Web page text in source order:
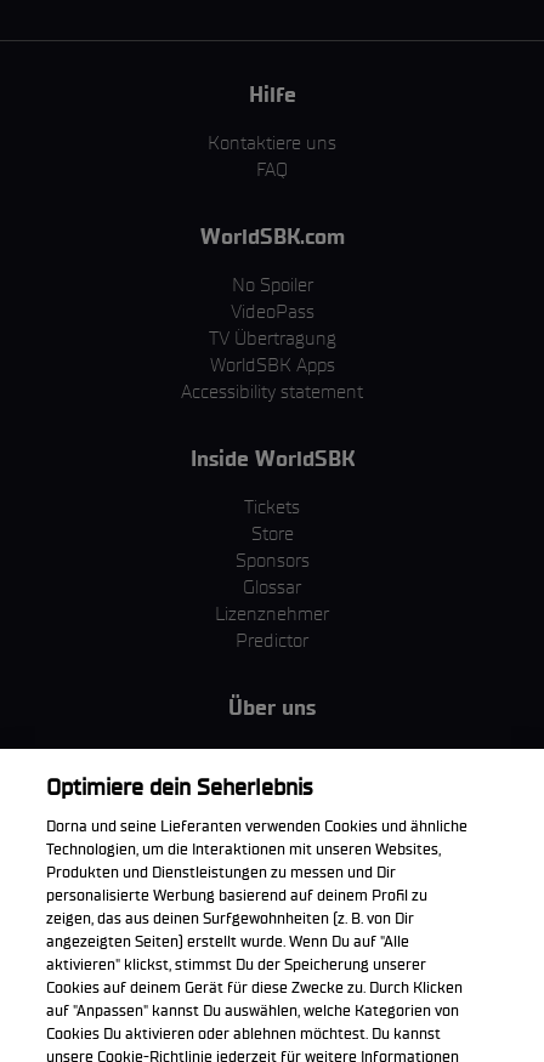
Hilfe
Kontaktiere uns
FAQ
WorldSBK.com
No Spoiler
VideoPass
TV Übertragung
WorldSBK Apps
Accessibility statement
Inside WorldSBK
Tickets
Store
Sponsors
Glossar
Lizenznehmer
Predictor
Über uns
MotoGP Group
Cookie Richtlinien
Unternehmen & ESG
Datenschutzerklärung
Kaufrichtlinie
Die offizielle WorldSBK App herunterladen
Optimiere dein Seherlebnis
Dorna und seine Lieferanten verwenden Cookies und ähnliche
Technologien, um die Interaktionen mit unseren Websites,
Produkten und Dienstleistungen zu messen und Dir
personalisierte Werbung basierend auf deinem Profil zu
zeigen, das aus deinen Surfgewohnheiten (z. B. von Dir
angezeigten Seiten) erstellt wurde. Wenn Du auf "Alle
aktivieren" klickst, stimmst Du der Speicherung unserer
Cookies auf deinem Gerät für diese Zwecke zu. Durch Klicken
auf "Anpassen" kannst Du auswählen, welche Kategorien von
Cookies Du aktivieren oder ablehnen möchtest. Du kannst
unsere Cookie-Richtlinie jederzeit für weitere Informationen